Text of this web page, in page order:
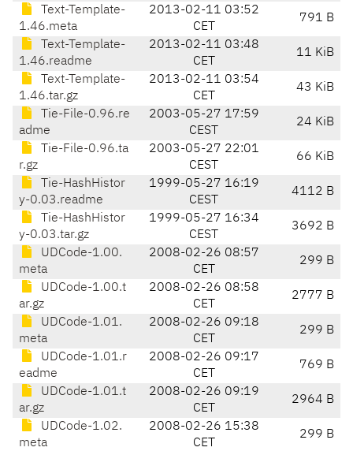
Text-Template-
1.46.meta
2013-02-11 03:52
CET
791 B
Text-Template-
1.46.readme
2013-02-11 03:48
CET
11 KiB
Text-Template-
1.46.tar.gz
2013-02-11 03:54
CET
43 KiB
Tie-File-0.96.re
adme
2003-05-27 17:59
CEST
24 KiB
Tie-File-0.96.ta
r.gz
2003-05-27 22:01
CEST
66 KiB
Tie-HashHistor
y-0.03.readme
1999-05-27 16:19
CEST
4112 B
Tie-HashHistor
y-0.03.tar.gz
1999-05-27 16:34
CEST
3692 B
UDCode-1.00.
meta
2008-02-26 08:57
CET
299 B
UDCode-1.00.t
ar.gz
2008-02-26 08:58
CET
2777 B
UDCode-1.01.
meta
2008-02-26 09:18
CET
299 B
UDCode-1.01.r
eadme
2008-02-26 09:17
CET
769 B
UDCode-1.01.t
ar.gz
2008-02-26 09:19
CET
2964 B
UDCode-1.02.
meta
2008-02-26 15:38
CET
299 B